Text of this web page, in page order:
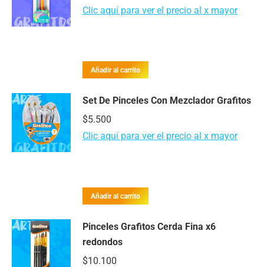
Clic aquí para ver el precio al x mayor
Añadir al carrito
Set De Pinceles Con Mezclador Grafitos
$5.500
Clic aquí para ver el precio al x mayor
Añadir al carrito
Pinceles Grafitos Cerda Fina x6
redondos
$10.100